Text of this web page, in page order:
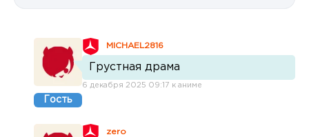
Гость
MICHAEL2816
Грустная драма
6 декабря 2025 09:17 к аниме
zero